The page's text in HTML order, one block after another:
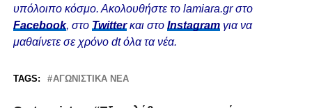
υπόλοιπο κόσμο. Ακολουθήστε το lamiara.gr στο
Facebook, στο Twitterκαι στο Instagram για να
μαθαίνετε σε χρόνο dt όλα τα νέα.
TAGS: ΑΓΩΝΙΣΤΙΚΆ ΝΈΑ